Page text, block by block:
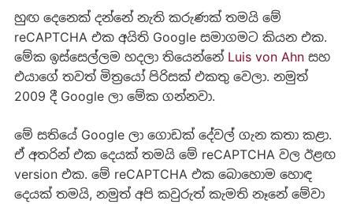
හුඟ දෙනෙක් දන්නේ නැති කරුණක් තමයි මේ
reCAPTCHA එක අයිති Google සමාගමට කියන එක.
මේක ඉස්සෙල්ලම හදලා තියෙන්නේ Luis von Ahnසහ
එයාගේ තවත් මිත්‍රයෝ පිරිසක් එකතු වෙලා. නමුත්
2009 දී Google ලා මේක ගන්නවා.
මේ සතියේ Google ලා ගොඩක් දේවල් ගැන කතා කළා.
ඒ අතරින් එක දෙයක් තමයි මේ reCAPTCHA වල ඊළඟ
version එක. මේ reCAPTCHA එක බොහොම හොඳ
දෙයක් තමයි, නමුත් අපි කවුරුත් කැමති නෑනේ මේවා